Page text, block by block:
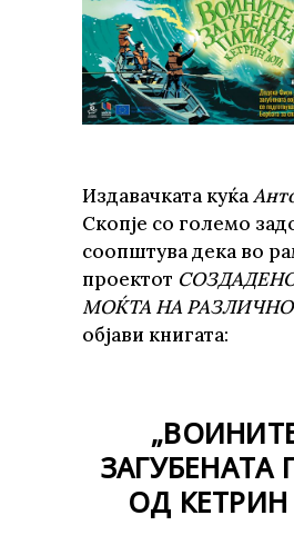
Издавачката куќа
Скопје со големо
соопштува дека во
проектот
МОЌТА НА
објави книгата:
ЗАГУБЕНАТА
ОД